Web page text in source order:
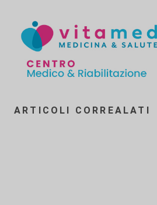
ARTICOLI CORREALATI